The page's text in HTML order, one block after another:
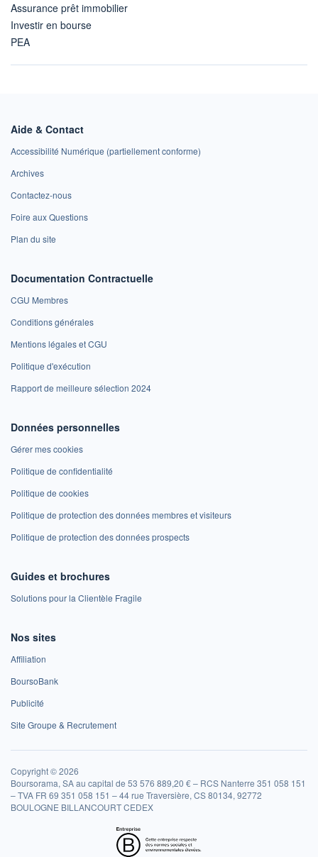
Assurance prêt immobilier
Investir en bourse
PEA
Aide & Contact
Accessibilité Numérique (partiellement conforme)
Archives
Contactez-nous
Foire aux Questions
Plan du site
Documentation Contractuelle
CGU Membres
Conditions générales
Mentions légales et CGU
Politique d'exécution
Rapport de meilleure sélection 2024
Données personnelles
Gérer mes cookies
Politique de confidentialité
Politique de cookies
Politique de protection des données membres et visiteurs
Politique de protection des données prospects
Guides et brochures
Solutions pour la Clientèle Fragile
Nos sites
Affiliation
BoursoBank
Publicité
Site Groupe & Recrutement
Copyright © 2026
Boursorama, SA au capital de 53 576 889,20 € – RCS Nanterre 351 058 151
– TVA FR 69 351 058 151 – 44 rue Traversière, CS 80134, 92772
BOULOGNE BILLANCOURT CEDEX